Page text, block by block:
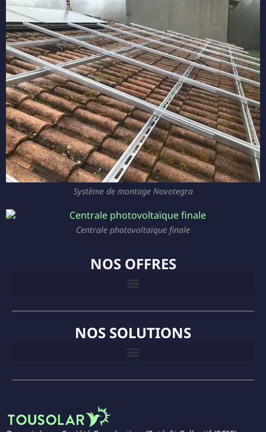
Système de montage Novotegra
Centrale photovoltaïque finale
NOS OFFRES
NOS SOLUTIONS